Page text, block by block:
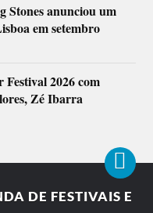
Stones anunciou um
em setembro
2026 com
Zé Ibarra
DE FESTIVAIS E